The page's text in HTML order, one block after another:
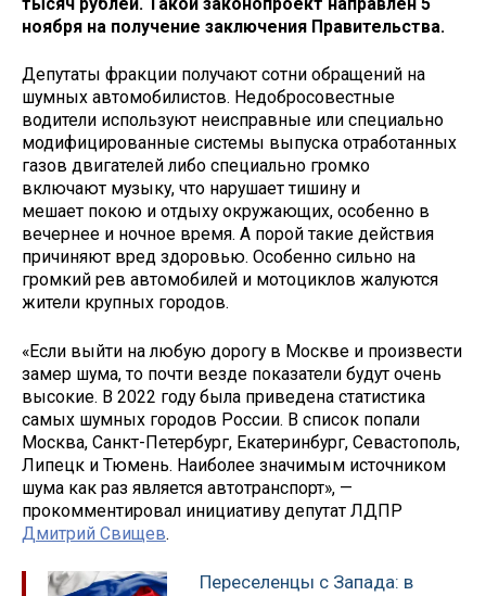
ноября на получение заключения Правительства.
Депутаты фракции получают сотни обращений на
шумных автомобилистов. Недобросовестные
водители используют неисправные или специально
модифицированные системы выпуска отработанных
газов двигателей либо специально громко
включают музыку, что нарушает тишину и
мешает покою и отдыху окружающих, особенно в
вечернее и ночное время. А порой такие действия
причиняют вред здоровью. Особенно сильно на
громкий рев автомобилей и мотоциклов жалуются
жители крупных городов.
«Если выйти на любую дорогу в Москве и произвести
замер шума, то почти везде показатели будут очень
высокие. В 2022 году была приведена статистика
самых шумных городов России. В список попали
Москва, Санкт-Петербург, Екатеринбург, Севастополь,
Липецк и Тюмень. Наиболее значимым источником
шума как раз является автотранспорт», —
прокомментировал инициативу депутат ЛДПР
Дмитрий Свищев.
Переселенцы с Запада: в